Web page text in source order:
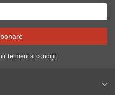
Termeni si condiții